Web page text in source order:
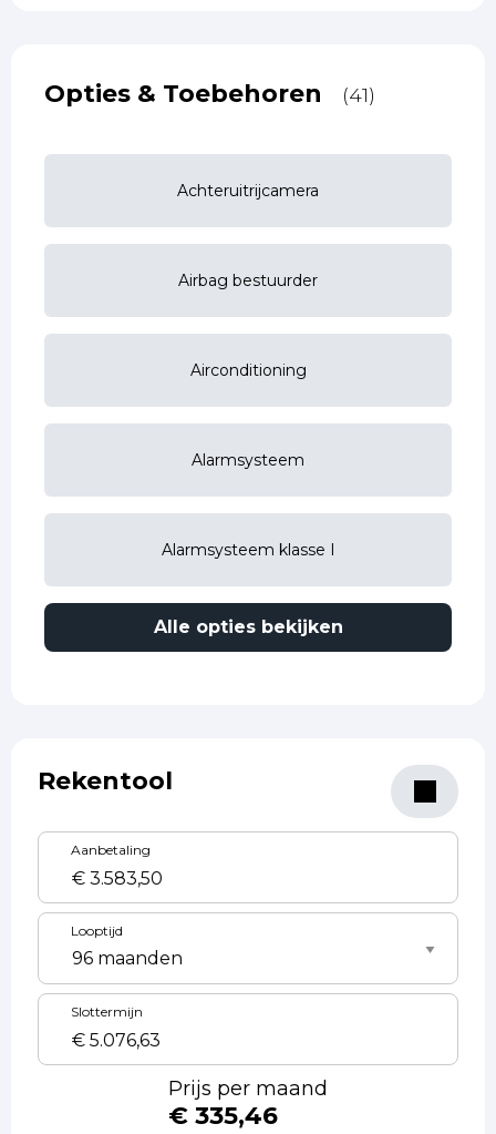
Opties & Toebehoren (41)
Achteruitrijcamera
Airbag bestuurder
Airconditioning
Alarmsysteem
Alarmsysteem klasse I
Alle opties bekijken
Rekentool
Aanbetaling
Looptijd
Slottermijn
Prijs per maand
€ 335,46